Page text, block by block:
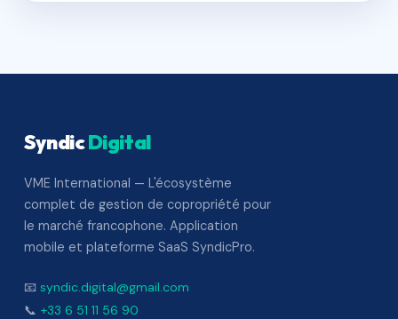
SyndicDigital
VME International — L'écosystème
complet de gestion de copropriété pour
le marché francophone. Application
mobile et plateforme SaaS SyndicPro.
📧 syndic.digital@gmail.com
📞 +33 6 51 11 56 90